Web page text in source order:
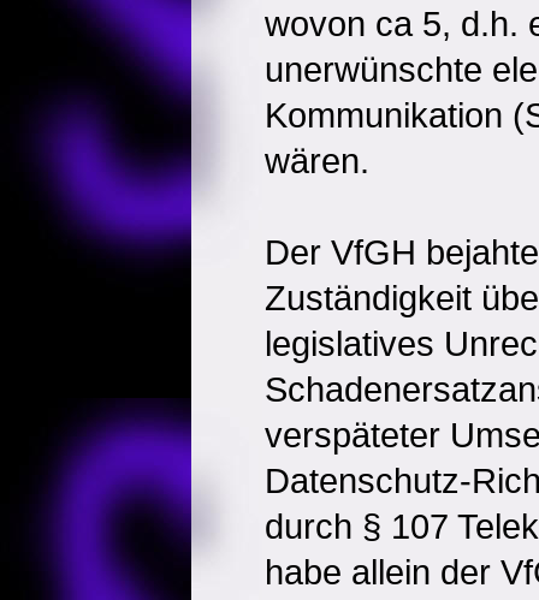
wovon ca 5, d.h.
unerwünschte
Kommunikation
wären.
Der VfGH
Zuständigkeit
legislatives
verspäteter
Datenschutz-
durch § 107
habe allein der